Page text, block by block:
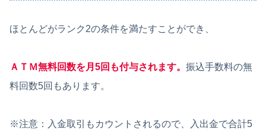
ほとんどがランク2の条件を満たすことができ、
ＡＴＭ無料回数を月5回も付与されます。 振込手数料の無
料回数5回もあります。
※注意：入金取引もカウントされるので、入出金で合計5